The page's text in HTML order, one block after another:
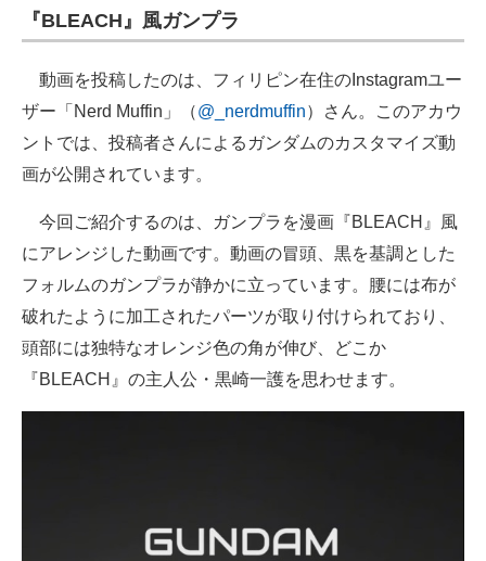
『BLEACH』風ガンプラ
動画を投稿したのは、フィリピン在住のInstagramユー
ザー「Nerd Muffin」（@_nerdmuffin）さん。このアカウ
ントでは、投稿者さんによるガンダムのカスタマイズ動
画が公開されています。
今回ご紹介するのは、ガンプラを漫画『BLEACH』風
にアレンジした動画です。動画の冒頭、黒を基調とした
フォルムのガンプラが静かに立っています。腰には布が
破れたように加工されたパーツが取り付けられており、
頭部には独特なオレンジ色の角が伸び、どこか
『BLEACH』の主人公・黒崎一護を思わせます。